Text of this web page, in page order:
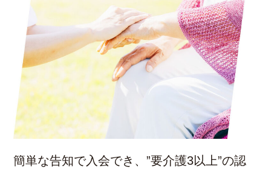
簡単な告知で入会でき、”要介護3以上”の認